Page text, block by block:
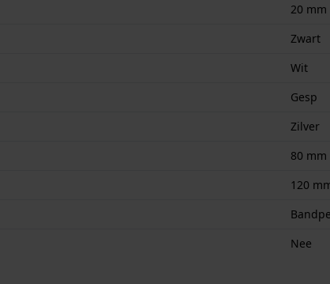
20 mm
Zwart
Wit
Gesp
Zilver
80 mm
120
Nee